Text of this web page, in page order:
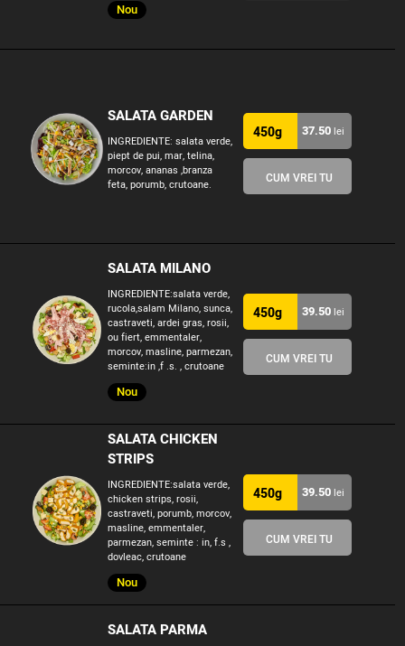
Nou
SALATA GARDEN
INGREDIENTE: salata verde,
piept de pui, mar, telina,
morcov, ananas ,branza
feta, porumb, crutoane.
450g 37.50 lei
CUM VREI TU
SALATA MILANO
INGREDIENTE:salata verde,
rucola,salam Milano, sunca,
castraveti, ardei gras, rosii,
ou fiert, emmentaler,
morcov, masline, parmezan,
seminte:in ,f .s. , crutoane
Nou
450g 39.50 lei
CUM VREI TU
SALATA CHICKEN
STRIPS
INGREDIENTE:salata verde,
chicken strips, rosii,
castraveti, porumb, morcov,
masline, emmentaler,
parmezan, seminte : in, f.s ,
dovleac, crutoane
Nou
450g 39.50 lei
CUM VREI TU
SALATA PARMA